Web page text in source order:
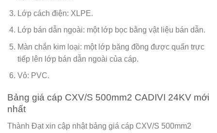
Lớp cách điện: XLPE.
Lớp bán dẫn ngoài: một lớp bọc bằng vật liệu bán dẫn.
Màn chắn kim loại: một lớp băng đồng được quấn trực
tiếp lên lớp bán dẫn ngoài của cáp.
Vỏ: PVC.
Bảng giá cáp CXV/S 500mm2 CADIVI 24KV mới
nhất
Thành Đạt xin cập nhật bảng giá cáp CXV/S 500mm2